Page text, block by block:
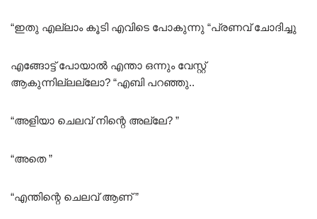
“ഇതു എല്ലാം കൂടി എവിടെ പോകുന്നു “പ്രണവ് ചോദിച്ചു
എങ്ങോട്ട്‌ പോയാൽ എന്താ ഒന്നും വേസ്റ്റ്
ആകുന്നില്ലല്ലോ? “എബി പറഞ്ഞു..
“അളിയാ ചെലവ് നിന്റെ അല്ലേ? ”
“അതെ ”
“എന്തിന്റെ ചെലവ് ആണ് ”